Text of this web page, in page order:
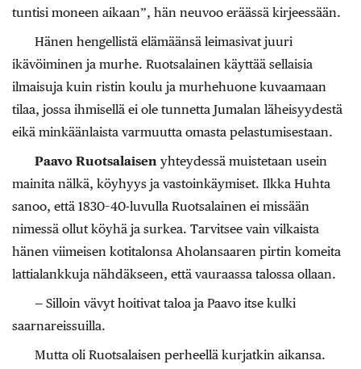
tuntisi moneen aikaan”, hän neuvoo eräässä kirjeessään.
Hänen hengellistä elämäänsä leimasivat juuri
ikävöiminen ja murhe. Ruotsalainen käyttää sellaisia
ilmaisuja kuin ristin koulu ja murhehuone kuvaamaan
tilaa, jossa ihmisellä ei ole tunnetta Jumalan läheisyydestä
eikä minkäänlaista varmuutta omasta pelastumisestaan.
Paavo Ruotsalaisen yhteydessä muistetaan usein
mainita nälkä, köyhyys ja vastoinkäymiset. Ilkka Huhta
sanoo, että 1830–40-luvulla Ruotsalainen ei missään
nimessä ollut köyhä ja surkea. Tarvitsee vain vilkaista
hänen viimeisen kotitalonsa Aholansaaren pirtin komeita
lattialankkuja nähdäkseen, että vauraassa talossa ollaan.
— Silloin vävyt hoitivat taloa ja Paavo itse kulki
saarnareissuilla.
Mutta oli Ruotsalaisen perheellä kurjatkin aikansa.